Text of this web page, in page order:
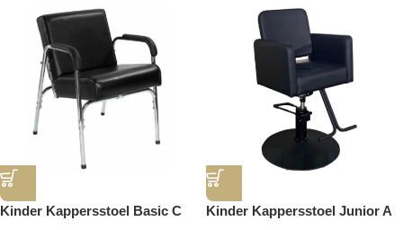
Kinder Kappersstoel Basic C Kinder Kappersstoel Junior A